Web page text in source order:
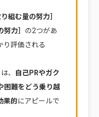
組む量の努力］
力］ の2つがあ
り評価される
、
自己PRやガク
困難をどう乗り越
果的にアピールで